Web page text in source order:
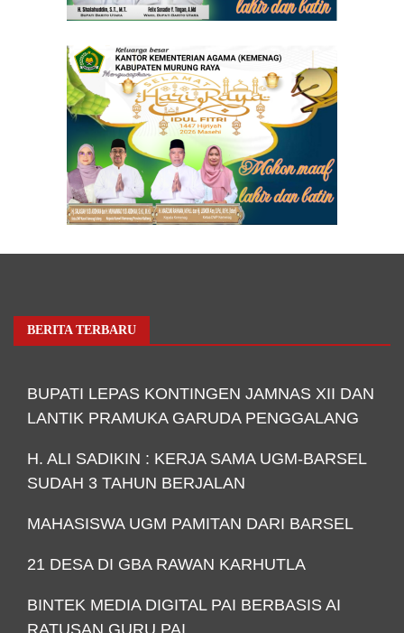
BERITA TERBARU
BUPATI LEPAS KONTINGEN JAMNAS XII DAN
LANTIK PRAMUKA GARUDA PENGGALANG
H. ALI SADIKIN : KERJA SAMA UGM-BARSEL
SUDAH 3 TAHUN BERJALAN
MAHASISWA UGM PAMITAN DARI BARSEL
21 DESA DI GBA RAWAN KARHUTLA
BINTEK MEDIA DIGITAL PAI BERBASIS AI
RATUSAN GURU PAI